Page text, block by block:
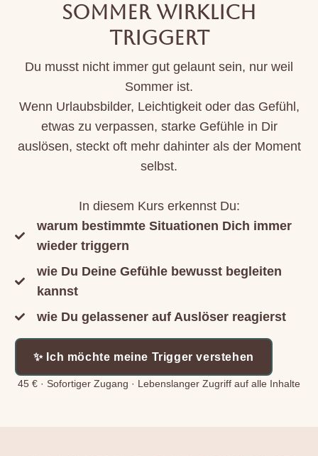
SOMMER WIRKLICH
TRIGGERT
Du musst nicht immer gut gelaunt sein, nur weil
Sommer ist.
Wenn Urlaubsbilder, Leichtigkeit oder das Gefühl,
etwas zu verpassen, starke Gefühle in Dir
auslösen, steckt oft mehr dahinter als der Moment
selbst.
In diesem Kurs erkennst Du:
warum bestimmte Situationen Dich immer
wieder triggern
wie Du Deine Gefühle bewusst begleiten
kannst
wie Du gelassener auf Auslöser reagierst
✨ Ich möchte meine Trigger verstehen
45 € · Sofortiger Zugang · Lebenslanger Zugriff auf alle Inhalte